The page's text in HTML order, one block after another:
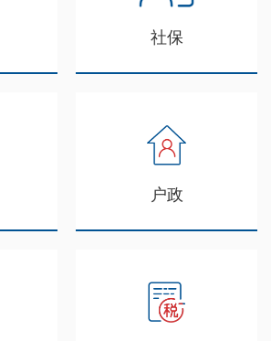
社保
户政